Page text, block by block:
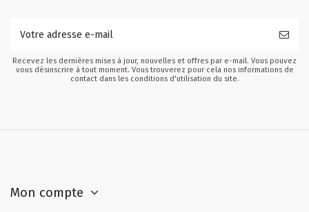
Recevez les dernières mises à jour, nouvelles et offres par e-mail. Vous pouvez
vous désinscrire à tout moment. Vous trouverez pour cela nos informations de
contact dans les conditions d'utilisation du site.
Mon compte